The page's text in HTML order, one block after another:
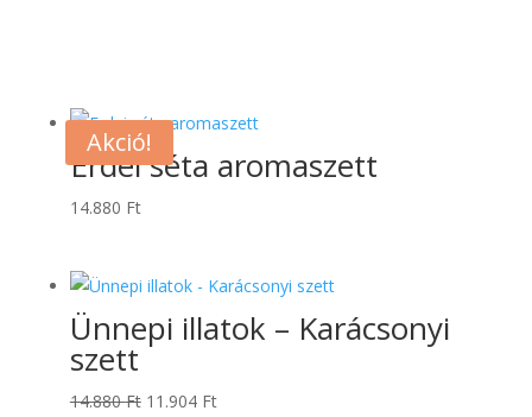
Erdei séta aromaszett
14.880 Ft
Akció!
Ünnepi illatok – Karácsonyi
szett
14.880Ft Original
11.904 FtCurrent